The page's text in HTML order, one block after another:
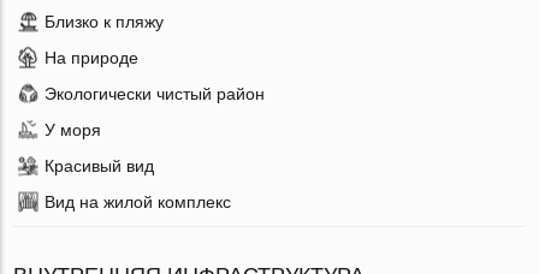
Близко к пляжу
На природе
Экологически чистый район
У моря
Красивый вид
Вид на жилой комплекс